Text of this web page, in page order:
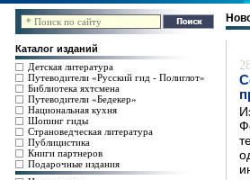
Каталог изданий
Детская литература
Путеводители «Русский гид - Полиглот»
Библиотека яхтсмена
Путеводители «Бедекер»
Национальная кухня
Шопинг гиды
Страноведческая литература
Публицистика
Книги партнеров
Подарочные издания